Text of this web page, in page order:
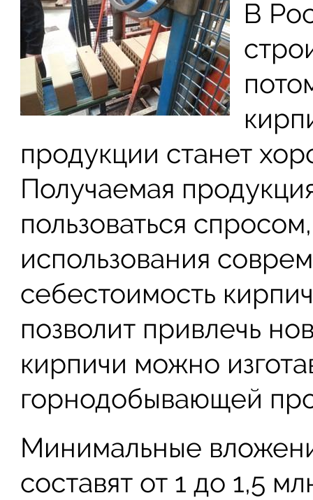
В
продукции станет
Получаемая
пользоваться
использования
себестоимость
позволит привлечь
кирпичи можно
горнодобывающей
Минимальные
составят от 1 до 1,5